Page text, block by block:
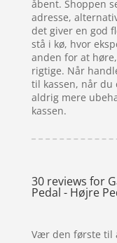
åbent. Shoppen
adresse,
det giver en god
stå i kø, hvor
anden for at
rigtige. Når
til kassen, når
aldrig mere
kassen.
30 reviews for
Pedal - Højre
Vær den første til